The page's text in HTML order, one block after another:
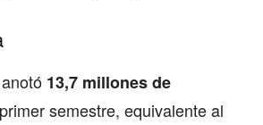
13,7 millones de
semestre, equivalente al